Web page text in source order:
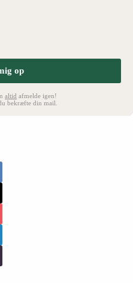
op
altid afmelde igen!
bekræfte din mail.